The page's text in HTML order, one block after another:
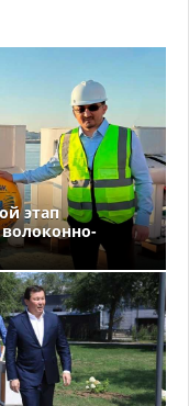
этап
волоконно-